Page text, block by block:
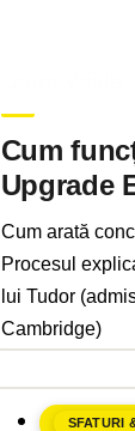
Cum
Upgrade
Cum arată
Procesul
lui Tudor
Cambridge)
SFATURI